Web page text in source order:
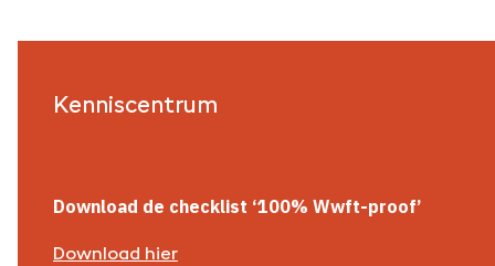
Kenniscentrum
Download de checklist ‘100% Wwft-proof’
Download hier